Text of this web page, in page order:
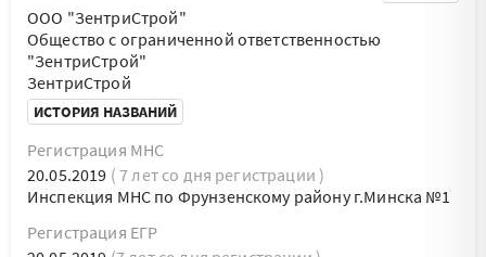
ООО "ЗентриСтрой"
Общество с ограниченной ответственностью
"ЗентриСтрой"
ЗентриСтрой
ИСТОРИЯ НАЗВАНИЙ
Регистрация МНС
20.05.2019 ( 7 лет со дня регистрации )
Инспекция МНС по Фрунзенскому району г.Минска №1
Регистрация ЕГР